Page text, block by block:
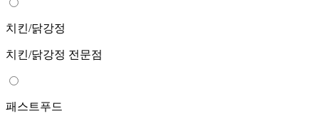
치킨/닭강정
치킨/닭강정 전문점
패스트푸드